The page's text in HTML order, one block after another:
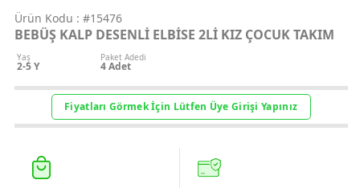
Müşteri
Üye Ol
Ürün Kodu : #15476
BEBÜŞ KALP DESENLİ ELBİSE 2Lİ KIZ ÇOCUK TAKIM
Yaş
2-5 Y
Paket Adedi
4Adet
Fiyatları Görmek İçin Lütfen Üye Girişi Yapınız